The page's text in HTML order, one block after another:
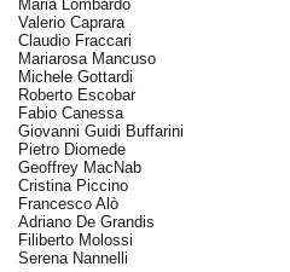
Maria Lombardo
Valerio Caprara
Claudio Fraccari
Mariarosa Mancuso
Michele Gottardi
Roberto Escobar
Fabio Canessa
Giovanni Guidi Buffarini
Pietro Diomede
Geoffrey MacNab
Cristina Piccino
Francesco Alò
Adriano De Grandis
Filiberto Molossi
Serena Nannelli